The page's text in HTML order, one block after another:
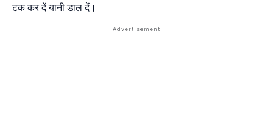
टक कर दें यानी डाल दें।